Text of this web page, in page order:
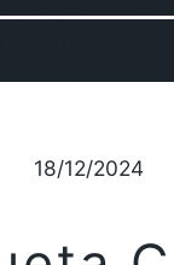
18/12/2024